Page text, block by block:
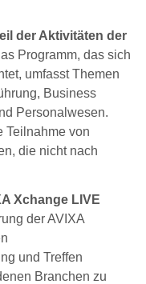
der Aktivitäten der
Programm, das sich
umfasst Themen
Business
Personalwesen.
Teilnahme von
die nicht nach
Xchange LIVE
der AVIXA
und Treffen
Branchen zu